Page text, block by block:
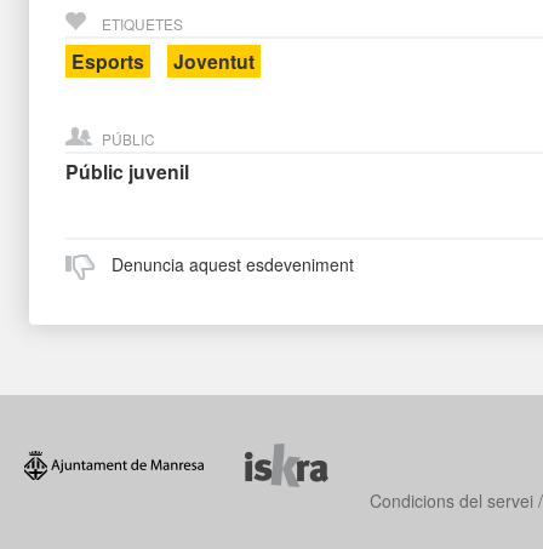
ETIQUETES
Esports Joventut
PÚBLIC
Públic juvenil
Denuncia aquest esdeveniment
Condicions del servei